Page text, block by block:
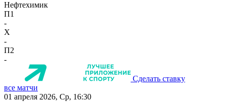
Нефтехимик
П1
-
X
-
П2
-
Сделать ставку
все матчи
01 апреля 2026, Ср, 16:30